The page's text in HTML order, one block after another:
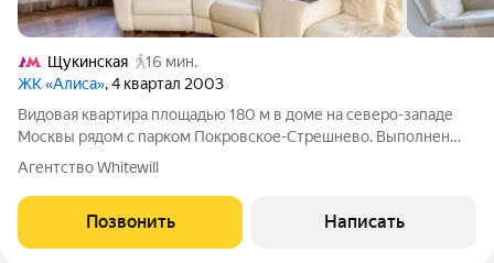
Щукинская
16 мин.
ЖК «Алиса», 4 квартал 2003
Видовая квартира площадью 180 м в доме на северо-западе
Москвы рядом с парком Покровское-Стрешнево. Выполнен
дизайнерский ремонт, интерьер оформлен в классическом
дерева нескольких сортов тик,
Агентство Whitewill
Позвонить Написать